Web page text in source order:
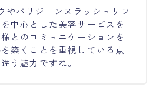
やパリジェンヌラッシュリフ
中心とした美容サービスを
とのコミュニケーションを
築くことを重視している点
う魅力ですね。